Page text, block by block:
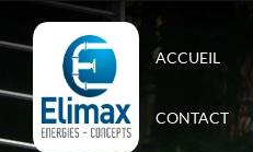
au
ACCUEIL
CONTACT